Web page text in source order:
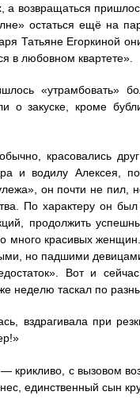
возвращаться
остаться ещё на
Татьяне Егоркиной
в любовном квартете».
«утрамбовать»
о закуске, кроме
красовались
и водилу Алексея,
он почти не пил,
По характеру он
продолжить
много красивых
но падшими
Вот и
неделю таскал по
вздрагивала при
с вызовом
единственный сын